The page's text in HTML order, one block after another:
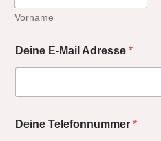
Vorname
Deine E-Mail Adresse *
Deine Telefonnummer *